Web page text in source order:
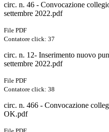
circ. n. 46 - Convocazione
settembre 2022.pdf
File PDF
Contatore click: 37
circ. n. 12- Inserimento nuovo
settembre 2022.pdf
File PDF
Contatore click: 38
circ. n. 466 - Convocazione
OK.pdf